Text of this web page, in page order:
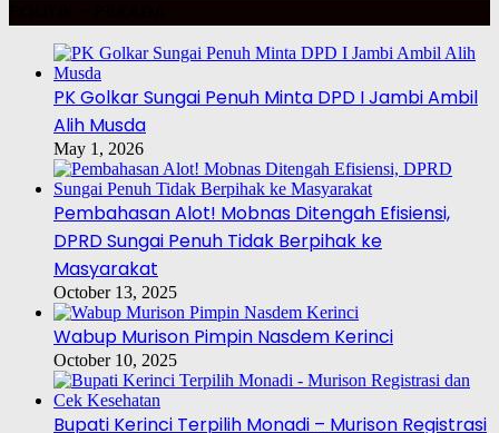
PK Golkar Sungai Penuh Minta DPD I Jambi Ambil
Alih Musda
May 1, 2026
Pembahasan Alot! Mobnas Ditengah Efisiensi,
DPRD Sungai Penuh Tidak Berpihak ke
Masyarakat
October 13, 2025
Wabup Murison Pimpin Nasdem Kerinci
October 10, 2025
Bupati Kerinci Terpilih Monadi – Murison Registrasi